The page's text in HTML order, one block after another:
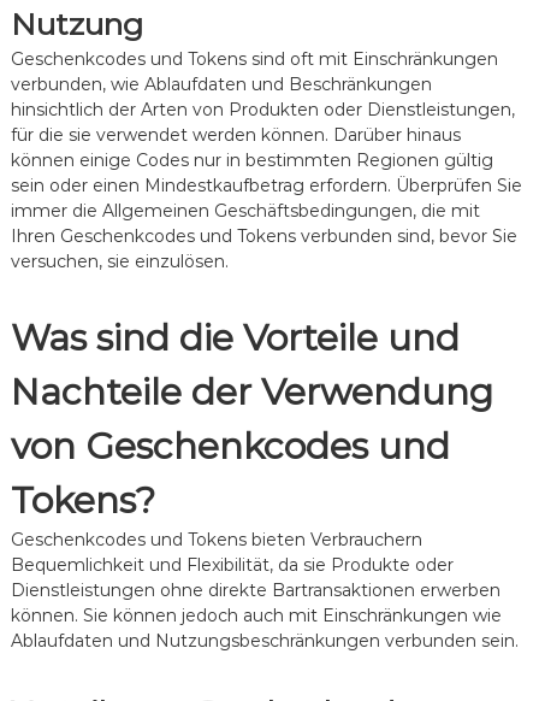
Nutzung
Geschenkcodes und Tokens sind oft mit Einschränkungen
verbunden, wie Ablaufdaten und Beschränkungen
hinsichtlich der Arten von Produkten oder Dienstleistungen,
für die sie verwendet werden können. Darüber hinaus
können einige Codes nur in bestimmten Regionen gültig
sein oder einen Mindestkaufbetrag erfordern. Überprüfen Sie
immer die Allgemeinen Geschäftsbedingungen, die mit
Ihren Geschenkcodes und Tokens verbunden sind, bevor Sie
versuchen, sie einzulösen.
Was sind die Vorteile und
Nachteile der Verwendung
von Geschenkcodes und
Tokens?
Geschenkcodes und Tokens bieten Verbrauchern
Bequemlichkeit und Flexibilität, da sie Produkte oder
Dienstleistungen ohne direkte Bartransaktionen erwerben
können. Sie können jedoch auch mit Einschränkungen wie
Ablaufdaten und Nutzungsbeschränkungen verbunden sein.